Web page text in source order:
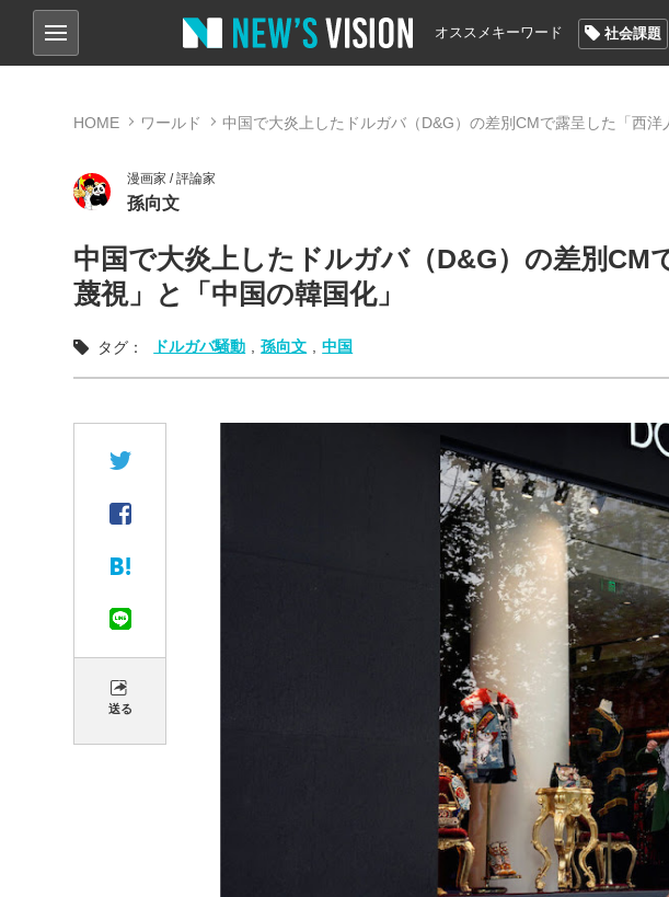
オススメキーワード 社会課題
HOME ワールド 中国で大炎上したドルガバ（D&G）の差別CMで露呈した「西洋
漫画家 / 評論家
孫向文
中国で大炎上したドルガバ（D&G）の差別CM
蔑視」と「中国の韓国化」
タグ： ドルガバ騒動 孫向文 中国
送る